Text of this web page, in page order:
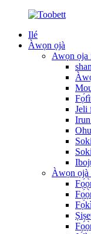
Ilé
Àwọn ọjà
Awọn ọja
Jeli
Àwọn ọjà